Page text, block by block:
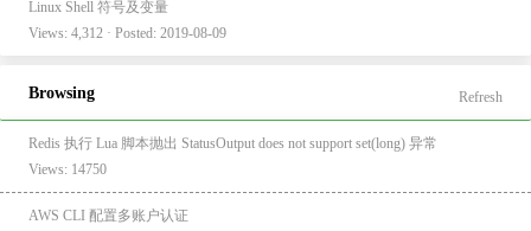
Linux Shell 符号及变量
Views: 4,312 · Posted: 2019-08-09
Browsing Refresh
Redis 执行 Lua 脚本抛出 StatusOutput does not support set(long) 异常
Views: 14750
AWS CLI 配置多账户认证